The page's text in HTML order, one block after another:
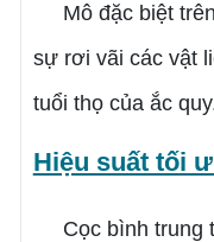
Mô đặc biệt
sự rơi vãi các vật
tuổi thọ của ắc
Hiệu suất tối
Cọc bình trung